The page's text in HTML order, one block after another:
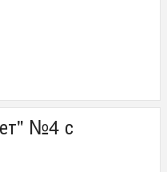
№4 с